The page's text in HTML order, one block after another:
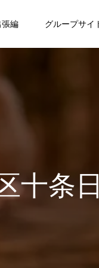
張編 グループサイ
十条